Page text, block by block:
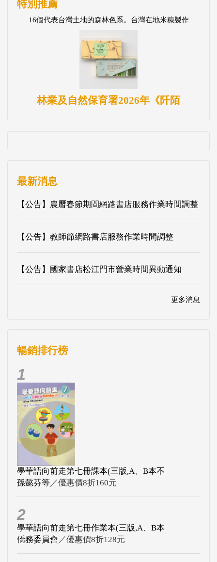
特別推薦
16個代表台灣土地的森林色系。台灣在地米糠製作
林業及自然保育署2026年《阡陌
最新消息
【公告】農曆春節期間網路書店服務作業時間調整
【公告】教師節網路書店服務作業時間調整
【公告】國家書店松江門市營業時間異動通知
更多消息
暢銷排行榜
1
學華語向前走第七冊課本(三版,A、B本不
孫懿芬等／優惠價8折160元
2
學華語向前走第七冊作業本(三版,A、B本
僑務委員會 ／優惠價8折128元